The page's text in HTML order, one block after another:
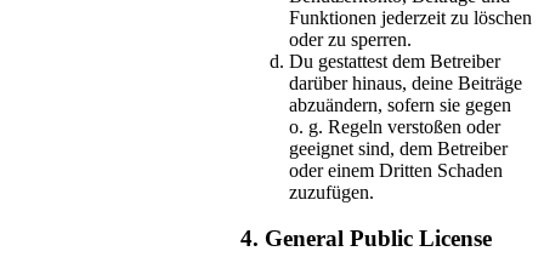
Funktionen jederzeit zu löschen
oder zu sperren.
Du gestattest dem Betreiber
darüber hinaus, deine Beiträge
abzuändern, sofern sie gegen
o. g. Regeln verstoßen oder
geeignet sind, dem Betreiber
oder einem Dritten Schaden
zuzufügen.
4. General Public License